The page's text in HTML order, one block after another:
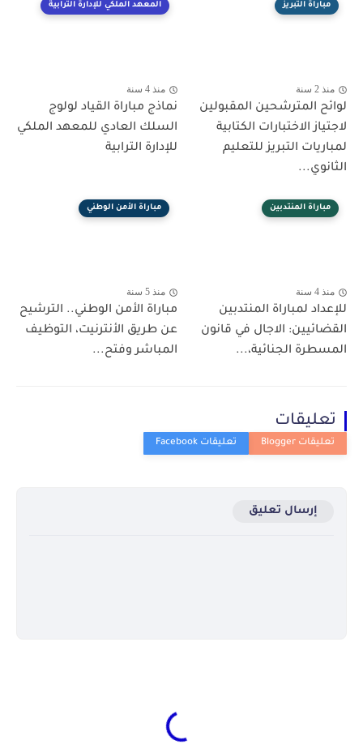
مباراة التبريز
منذ 2 سنة
​لوائح المترشحين المقبولين
لاجتياز الاختبارات الكتابية
لمباريات التبريز للتعليم
الثانوي...
المعهد الملكي للإدارة الترابية
منذ 4 سنة
نماذج مباراة القياد لولوج
السلك العادي للمعهد الملكي
للإدارة الترابية
مباراة المنتدبين
منذ 4 سنة
للإعداد لمباراة المنتدبين
القضائيين: الاجال في قانون
المسطرة الجنائية،...
مباراة الأمن الوطني
منذ 5 سنة
مباراة الأمن الوطني.. الترشيح
عن طريق الأنترنيت، التوظيف
المباشر وفتح...
تعليقات
إرسال تعليق